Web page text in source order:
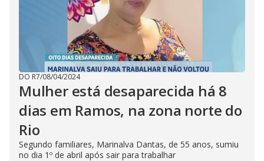
DO R7/08/04/2024
Mulher está desaparecida há 8
dias em Ramos, na zona norte do
Rio
Segundo familiares, Marinalva Dantas, de 55 anos, sumiu
no dia 1º de abril após sair para trabalhar